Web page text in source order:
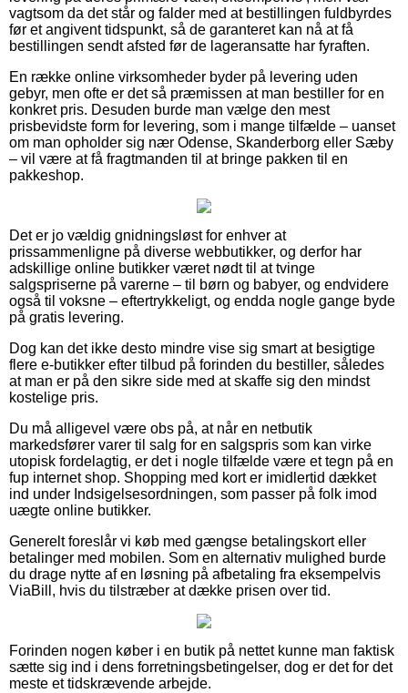
vagtsom da det står og falder med at bestillingen fuldbyrdes
før et angivent tidspunkt, så de garanteret kan nå at få
bestillingen sendt afsted før de lageransatte har fyraften.
En række online virksomheder byder på levering uden
gebyr, men ofte er det så præmissen at man bestiller for en
konkret pris. Desuden burde man vælge den mest
prisbevidste form for levering, som i mange tilfælde – uanset
om man opholder sig nær Odense, Skanderborg eller Sæby
– vil være at få fragtmanden til at bringe pakken til en
pakkeshop.
Det er jo vældig gnidningsløst for enhver at
prissammenligne på diverse webbutikker, og derfor har
adskillige online butikker været nødt til at tvinge
salgspriserne på varerne – til børn og babyer, og endvidere
også til voksne – eftertrykkeligt, og endda nogle gange byde
på gratis levering.
Dog kan det ikke desto mindre vise sig smart at besigtige
flere e-butikker efter tilbud på forinden du bestiller, således
at man er på den sikre side med at skaffe sig den mindst
kostelige pris.
Du må alligevel være obs på, at når en netbutik
markedsfører varer til salg for en salgspris som kan virke
utopisk fordelagtig, er det i nogle tilfælde være et tegn på en
fup internet shop. Shopping med kort er imidlertid dækket
ind under Indsigelsesordningen, som passer på folk imod
uægte online butikker.
Generelt foreslår vi køb med gængse betalingskort eller
betalinger med mobilen. Som en alternativ mulighed burde
du drage nytte af en løsning på afbetaling fra eksempelvis
ViaBill, hvis du tilstræber at dække prisen over tid.
Forinden nogen køber i en butik på nettet kunne man faktisk
sætte sig ind i dens forretningsbetingelser, dog er det for det
meste et tidskrævende arbejde.